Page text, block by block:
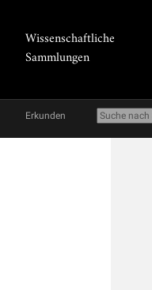
Wissenschaftliche
Sammlungen
Erkunden